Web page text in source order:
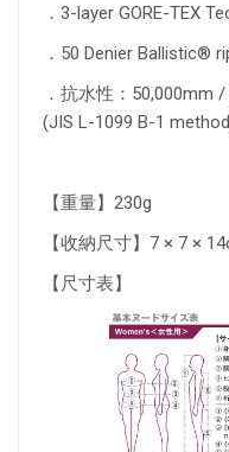
．3-layer GORE-TEX
．50 Denier Ballistic®
．抗水性：50,000mm
(JIS L-1099 B-1
【重量】230g
【收納尺寸】7 × 7 ×
【尺寸表】